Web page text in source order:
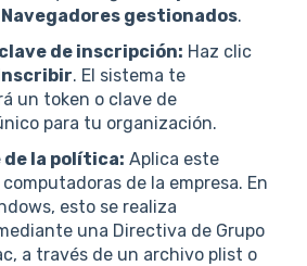
Navegadores gestionados.
de inscripción: Haz clic
. El sistema te
un token o clave de
para tu organización.
de la política: Aplica este
de la empresa. En
esto se realiza
una Directiva de Grupo
a través de un archivo plist o